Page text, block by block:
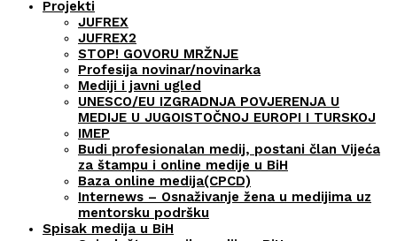
Projekti
JUFREX
JUFREX2
STOP! GOVORU MRŽNJE
Profesija novinar/novinarka
Mediji i javni ugled
UNESCO/EU IZGRADNJA POVJERENJA U
MEDIJE U JUGOISTOČNOJ EUROPI I TURSKOJ
IMEP
Budi profesionalan medij, postani član Vijeća
za štampu i online medije u BiH
Baza online medija(CPCD)
Internews – Osnaživanje žena u medijima uz
mentorsku podršku
Spisak medija u BiH